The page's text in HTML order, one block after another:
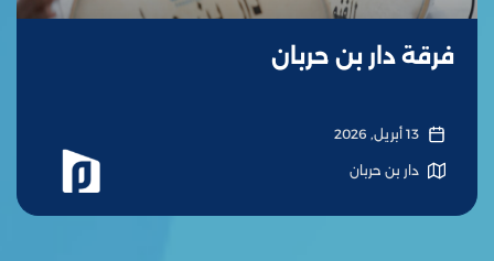
فرقة دار بن حربان
13 أبريل, 2026
دار بن حربان